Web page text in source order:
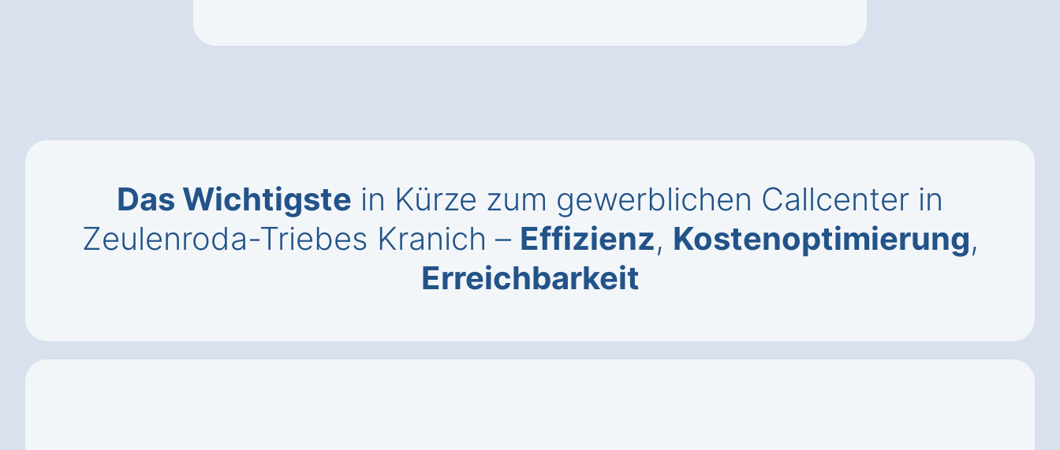
Das Wichtigste in Kürze zum gewerblichen Callcenter in
Zeulenroda-Triebes Kranich – Effizienz, Kostenoptimierung,
Erreichbarkeit